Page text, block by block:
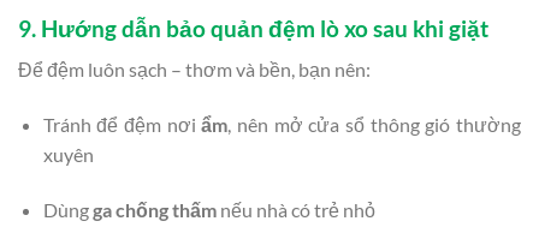
9. Hướng dẫn bảo quản đệm lò xo sau khi giặt
Để đệm luôn sạch – thơm và bền, bạn nên:
Tránh để đệm nơiẩm, nên mở cửa sổ thông gió thường
xuyên
Dùngga chống thấmnếu nhà có trẻ nhỏ